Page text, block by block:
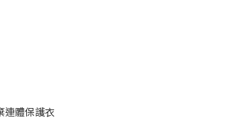
連體保護衣